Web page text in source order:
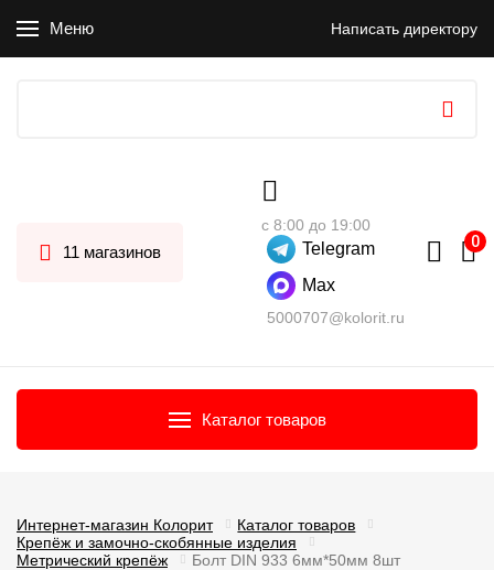
Меню Написать директору
11 магазинов
с 8:00 до 19:00
Telegram
Max
5000707@kolorit.ru
Каталог товаров
Интернет-магазин Колорит
Каталог товаров
Крепёж и замочно-скобянные изделия
Метрический крепёж
Болт DIN 933 6мм*50мм 8шт